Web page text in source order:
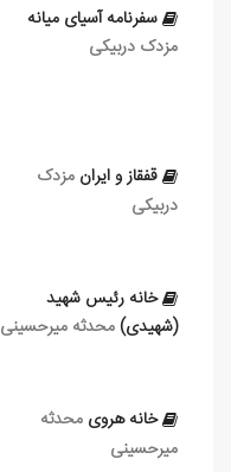
سفرنامه آسیای میانه
مزدک دربیکی
قفقاز و ایران مزدک
دربیکی
خانه رئیس شهید
(شهیدی) محدثه میرحسینی
خانه هروی محدثه
میرحسینی